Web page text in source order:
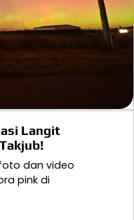
Langit
dan video
pink di